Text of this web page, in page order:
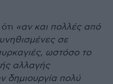
«αν και πολλές από
σε
ωστόσο το
αλλαγής
δημιουργία πολύ